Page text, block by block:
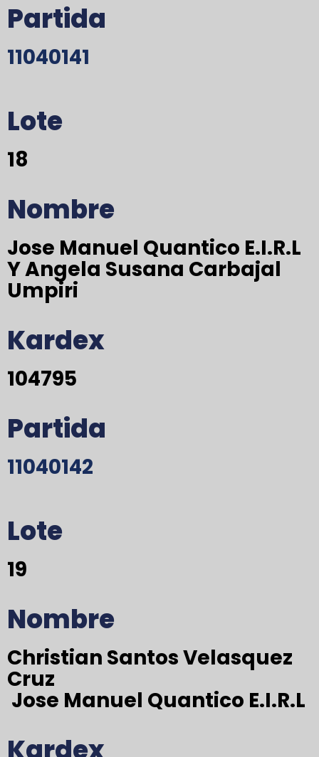
Partida
11040141
Lote
18
Nombre
Jose Manuel Quantico E.I.R.L
Y Angela Susana Carbajal
Umpiri
Kardex
104795
Partida
11040142
Lote
19
Nombre
Christian Santos Velasquez
Cruz
Jose Manuel Quantico E.I.R.L